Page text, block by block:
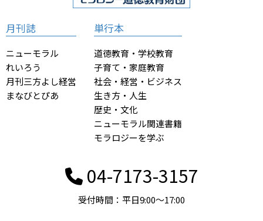
月刊誌
ニューモラル
れいろう
月刊三方よし経営
まなびとぴあ
単行本
道徳教育・学校教育
子育て・家庭教育
社会・経営・ビジネス
生き方・人生
歴史・文化
ニューモラル関連書籍
モラロジーを学ぶ
04-7173-3157
受付時間：平日9:00〜17:00